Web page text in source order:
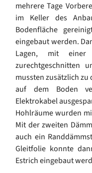
mehrere Tage
im Keller des
Bodenfläche
eingebaut werden.
Lagen, mit einer
zurechtgeschnitten
mussten zusätzlich
auf dem Boden
Elektrokabel
Hohlräume wurden
Mit der zweiten
auch ein
Gleitfolie konnte
Estrich eingebaut